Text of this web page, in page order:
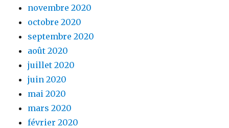
novembre 2020
octobre 2020
septembre 2020
août 2020
juillet 2020
juin 2020
mai 2020
mars 2020
février 2020